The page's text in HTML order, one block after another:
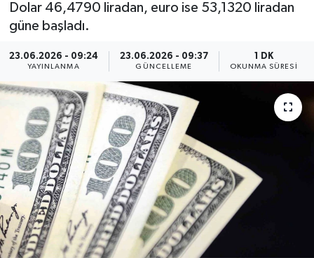
Dolar 46,4790 liradan, euro ise 53,1320 liradan
güne başladı.
23.06.2026 - 09:24
YAYINLANMA
23.06.2026 - 09:37
GÜNCELLEME
1 DK
OKUNMA SÜRESI
KÜLTÜR-SANAT-MAGAZİN
MEDYA
ÖZEL HABER
RÖPORTAJLAR
SAĞLIK
SİYASET
GÜNCEL
Son Dakika Haberleri
Haber Arşivi